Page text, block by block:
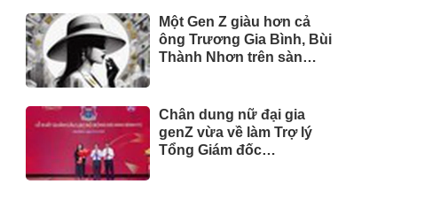
Một Gen Z giàu hơn cả
ông Trương Gia Bình, Bùi
Thành Nhơn trên sàn
Chân dung nữ đại gia
genZ vừa về làm Trợ lý
Tổng Giám đốc